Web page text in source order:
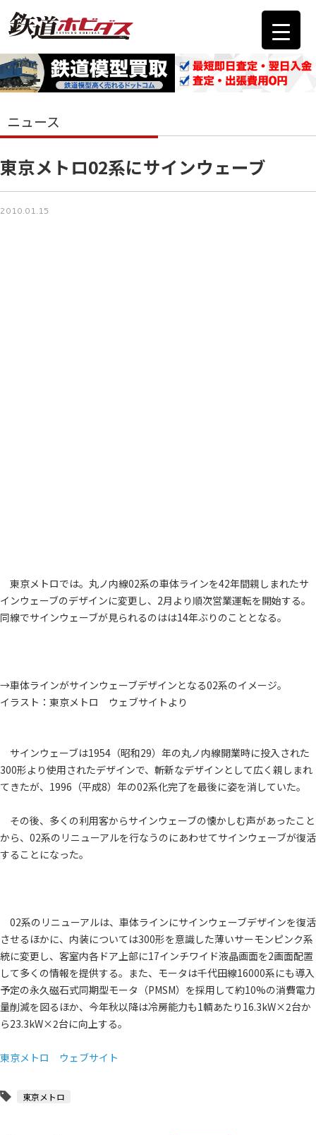
ニュース
東京メトロ02系にサインウェーブ
2010.01.15
東京メトロでは。丸ノ内線02系の車体ラインを42年間親しまれたサ
インウェーブのデザインに変更し、2月より順次営業運転を開始する。
同線でサインウェーブが見られるのはは14年ぶりのこととなる。
→車体ラインがサインウェーブデザインとなる02系のイメージ。
イラスト：東京メトロ ウェブサイトより
サインウェーブは1954（昭和29）年の丸ノ内線開業時に投入された
300形より使用されたデザインで、斬新なデザインとして広く親しまれ
てきたが、1996（平成8）年の02系化完了を最後に姿を消していた。
その後、多くの利用客からサインウェーブの懐かしむ声があったこと
から、02系のリニューアルを行なうのにあわせてサインウェーブが復活
することになった。
02系のリニューアルは、車体ラインにサインウェーブデザインを復活
させるほかに、内装については300形を意識した薄いサーモンピンク系
統に変更し、客室内各ドア上部に17インチワイド液晶画面を2画面配置
して多くの情報を提供する。また、モータは千代田線16000系にも導入
予定の永久磁石式同期型モータ（PMSM）を採用して約10%の消費電力
量削減を図るほか、今年秋以降は冷房能力も1輌あたり16.3kW×2台か
ら23.3kW×2台に向上する。
東京メトロ ウェブサイト
東京メトロ